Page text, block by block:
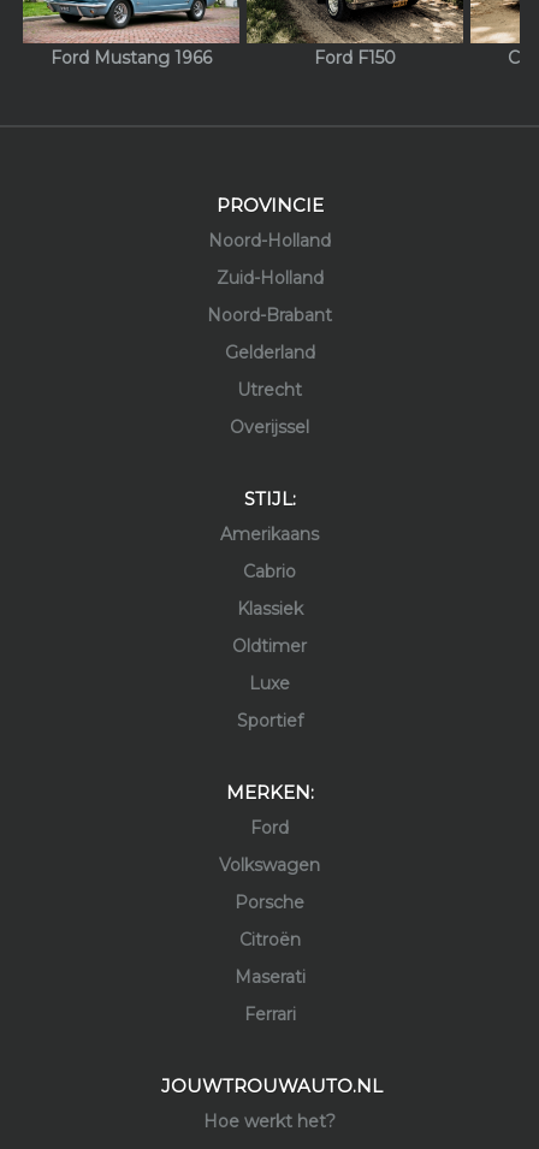
Ford Mustang 1966 Ford F150
PROVINCIE
Noord-Holland
Zuid-Holland
Noord-Brabant
Gelderland
Utrecht
Overijssel
STIJL:
Amerikaans
Cabrio
Klassiek
Oldtimer
Luxe
Sportief
MERKEN:
Ford
Volkswagen
Porsche
Citroën
Maserati
Ferrari
JOUWTROUWAUTO.NL
Hoe werkt het?